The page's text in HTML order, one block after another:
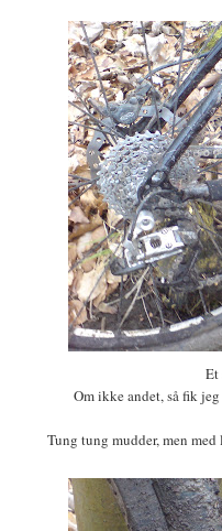
Et
Om ikke andet, så fik
Tung tung mudder, men